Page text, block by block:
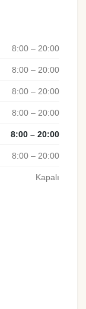
8:00 – 20:00
8:00 – 20:00
8:00 – 20:00
8:00 – 20:00
8:00 – 20:00
8:00 – 20:00
Kapalı